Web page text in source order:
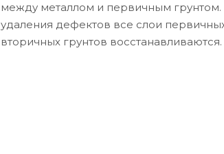
между металлом и первичным
удаления дефектов все слои
вторичных грунтов восстанавливаются.